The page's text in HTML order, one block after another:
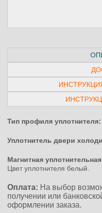
Тип профиля уплотнителя:
Уплотнитель двери
Магнитная
Цвет уплотнителя белый.
Оплата: На выбор
получении или
оформлении заказа.